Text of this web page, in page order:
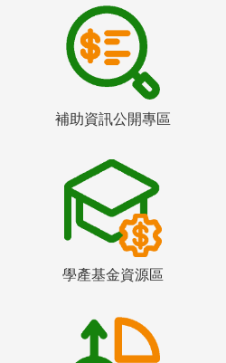
補助資訊公開專區
學產基金資源區